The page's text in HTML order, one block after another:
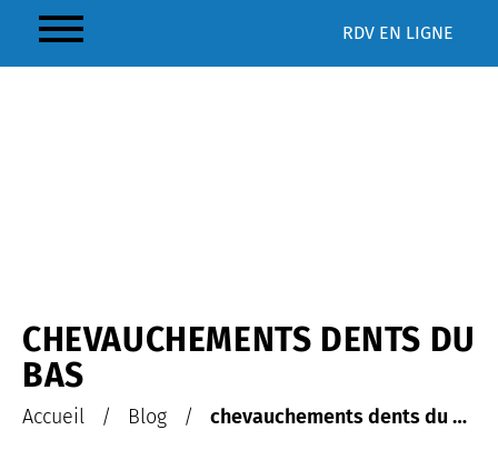
RDV EN LIGNE
CHEVAUCHEMENTS DENTS DU
BAS
Accueil / Blog / chevauchements dents du bas